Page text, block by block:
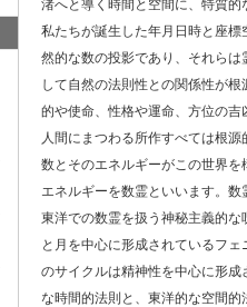
渚へと導く時間と空間に、特質的
私たちが誕生した年月日時と座
然的な数の投影であり、それら
して自然の法則性との関係性が
的や使命、性格や運命、方位の吉
人間にまつわる所作すべては根源
数とそのエネルギーがこの世界
エネルギーを数霊といいます。
東洋での数霊を扱う神秘主義的
と月を中心に形成されているフ
のサイクルは精神性を中心に形
な時間的法則と、東洋的な空間